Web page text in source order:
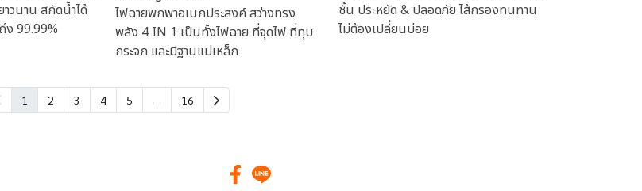
าวนาน สกัดน้ำได้
99.99%
ไฟฉายพกพาอเนกประสงค์ สว่างทรง
พลัง 4 IN 1 เป็นทั้งไฟฉาย ที่จุดไฟ ที่ทุบ
กระจก และมีฐานแม่เหล็ก
ชั้น ประหยัด & ปลอดภัย ไส้กรองทนทาน
ไม่ต้องเปลี่ยนบ่อย
1 2 3 4 5 16